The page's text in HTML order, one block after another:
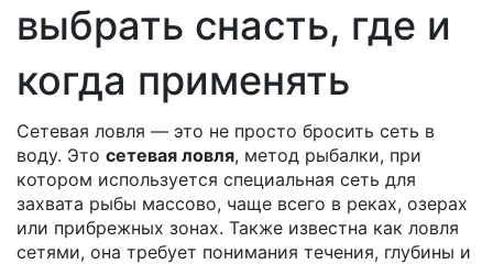
выбрать снасть, где и
когда применять
Сетевая ловля — это не просто бросить сеть в
воду. Это сетевая ловля, метод рыбалки, при
котором используется специальная сеть для
захвата рыбы массово, чаще всего в реках, озерах
или прибрежных зонах. Также известна как ловля
сетями, она требует понимания течения, глубины и